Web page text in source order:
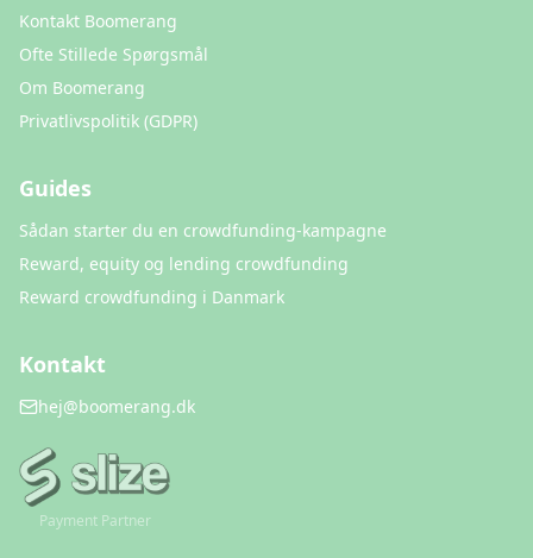
Kontakt Boomerang
Ofte Stillede Spørgsmål
Om Boomerang
Privatlivspolitik (GDPR)
Guides
Sådan starter du en crowdfunding-kampagne
Reward, equity og lending crowdfunding
Reward crowdfunding i Danmark
Kontakt
hej@boomerang.dk
Payment Partner